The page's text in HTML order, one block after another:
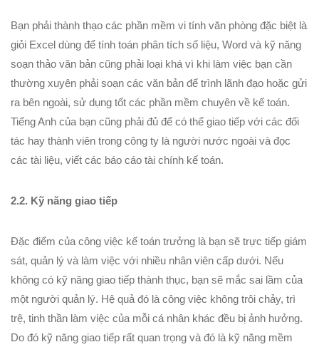
Bạn phải thành thạo các phần mềm vi tính văn phòng đặc biệt là
giỏi Excel dùng để tính toán phân tích số liệu, Word và kỹ năng
soạn thảo văn bản cũng phải loại khá vì khi làm việc bạn cần
thường xuyên phải soạn các văn bản để trình lãnh đạo hoặc gửi
ra bên ngoài, sử dụng tốt các phần mềm chuyên về kế toán.
Tiếng Anh của bạn cũng phải đủ để có thể giao tiếp với các đối
tác hay thành viên trong công ty là người nước ngoài và đọc
các tài liệu, viết các báo cáo tài chính kế toán.
2.2. Kỹ năng giao tiếp
Đặc điểm của công việc kế toán trưởng là bạn sẽ trực tiếp giám
sát, quản lý và làm việc với nhiều nhân viên cấp dưới. Nếu
không có kỹ năng giao tiếp thành thục, bạn sẽ mắc sai lầm của
một người quản lý. Hệ quả đó là công việc không trôi chảy, trì
trệ, tinh thần làm việc của mỗi cá nhân khác đều bị ảnh hưởng.
Do đó kỹ năng giao tiếp rất quan trọng và đó là kỹ năng mềm